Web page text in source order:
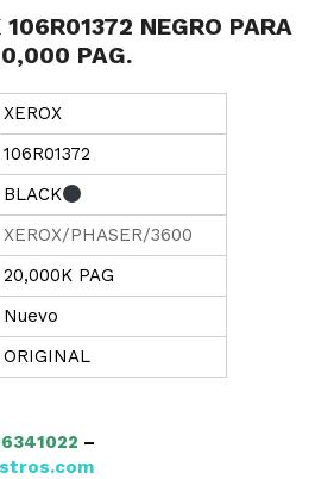
NEGRO PARA
PAG.
XEROX
106R01372
BLACK
XEROX/PHASER/3600
20,000K PAG
Nuevo
ORIGINAL
–